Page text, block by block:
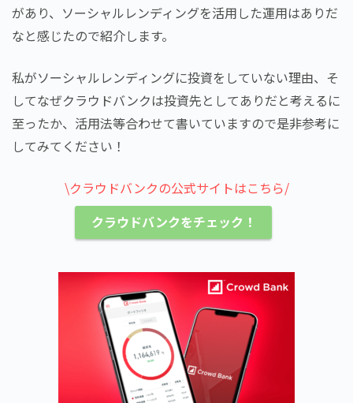
があり、ソーシャルレンディングを活用した運用はありだ
なと感じたので紹介します。
私がソーシャルレンディングに投資をしていない理由、そ
してなぜクラウドバンクは投資先としてありだと考えるに
至ったか、活用法等合わせて書いていますので是非参考に
してみてください！
\クラウドバンクの公式サイトはこちら/
クラウドバンクをチェック！